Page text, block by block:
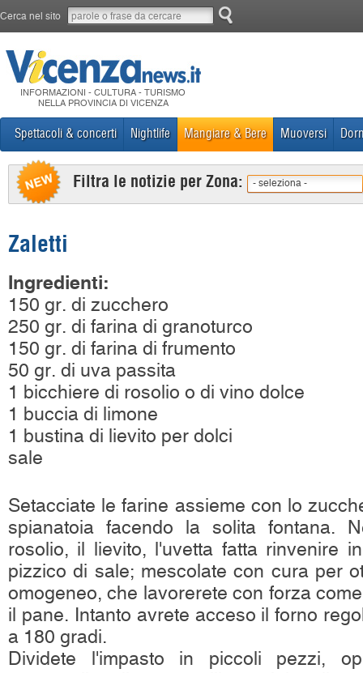
Cerca nel sito
INFORMAZIONI - CULTURA - TURISMO
NELLA PROVINCIA DI VICENZA
Spettacoli & concerti Nightlife Mangiare & Bere Muoversi
Filtra le notizie per Zona: - seleziona -
Zaletti
Ingredienti:
150 gr. di zucchero
250 gr. di farina di granoturco
150 gr. di farina di frumento
50 gr. di uva passita
1 bicchiere di rosolio o di vino dolce
1 buccia di limone
1 bustina di lievito per dolci
sale
Setacciate le farine assieme con lo
spianatoia facendo la solita fontana.
rosolio, il lievito, l'uvetta fatta rinvenire
pizzico di sale; mescolate con cura per
omogeneo, che lavorerete con forza
il pane. Intanto avrete acceso il forno
a 180 gradi.
Dividete l'impasto in piccoli pezzi,